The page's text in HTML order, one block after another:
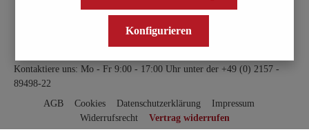
Kontaktiere uns: Mo - Fr 9:00 - 17:00 Uhr unter der +49 (0) 2157 -
89498-22
AGB
Cookies Datenschutzerklärung
Impressum
Widerrufsrecht
Vertrag widerrufen
Konfigurieren